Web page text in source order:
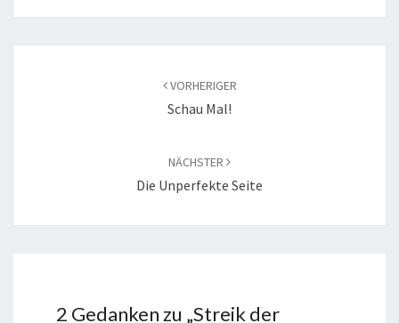
VORHERIGER
Schau Mal!
NÄCHSTER
Die Unperfekte Seite
2 Gedanken zu „Streik der